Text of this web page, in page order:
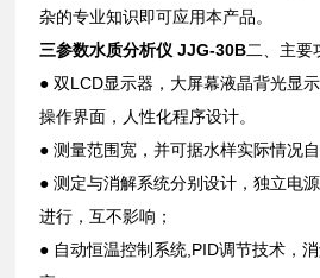
杂的专业知识即可应用本产品。
三参数水质分析仪 JJG-30B二、主要
● 双LCD显示器，大屏幕液晶背光显
操作界面，人性化程序设计。
● 测量范围宽，并可据水样实际情况
● 测定与消解系统分别设计，独立电
进行，互不影响；
● 自动恒温控制系统,PID调节技术，